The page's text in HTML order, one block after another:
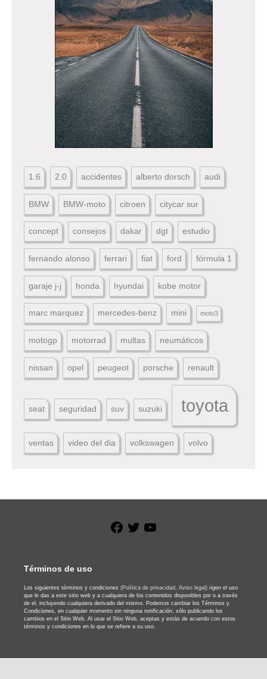
1.6 2.0 accidentes alberto dorsch audi
BMW BMW-moto citroen citycar sur
concept consejos dakar dgt estudio
fernando alonso ferrari fiat ford fórmula 1
garaje j-j honda hyundai kobe motor
marc marquez mercedes-benz mini moto3
motogp motorrad multas neumáticos
nissan opel peugeot porsche renault
seat seguridad suv suzuki toyota
ventas video del dia volkswagen volvo
Facebook
Twitter
Términos de uso
Los siguientes términos y condiciones (Política de privacidad, Aviso legal) rigen el uso
que le das a este sitio web y a cualquiera de los contenidos disponibles por o a través
de el, incluyendo cualquiera derivado del mismo. Podemos cambiar los Términos y
Condiciones, en cualquier momento sin ninguna notificación, sólo publicando los
cambios en el Sitio Web. Al usar el Sitio Web, aceptas y estás de acuerdo con estos
términos y condiciones en lo que se refiere a su uso.